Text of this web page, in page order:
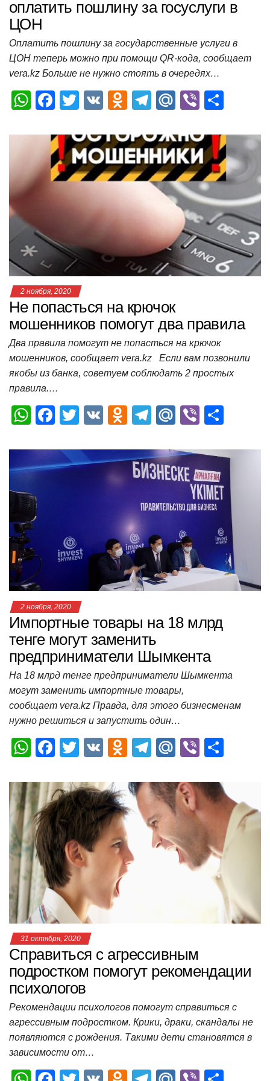
оплатить пошлину за госуслуги в
ЦОН
Оплатить пошлину за государственные услуги в
ЦОН теперь можно при помощи QR-кода, сообщает
vera.kz Больше не нужно стоять в очередях…
W
at
s
A
F
c
e
b
o
o
k
T
tt
er
V
O
n
o
kl
a
ss
ni
ki
T
e
gr
a
m
M
.R
u
Vi
er п
р
а
в
и
т
ь
2 ноября, 2020
Не попасться на крючок
мошенников помогут два правила
Два правила помогут не попасться на крючок
мошенников, сообщает vera.kz Если вам позвонили
якобы из банка, советуем соблюдать 2 простых
правила.…
W
at
s
A
p
p
F
c
e
k
T
tt
er
V
O
n
o
a
ss
ni
ki
T
e
gr
m
M
.R
u
Vi
er п
р
а
в
и
т
ь
2 ноября, 2020
Импортные товары на 18 млрд
тенге могут заменить
предприниматели Шымкента
На 18 млрд тенге предприниматели Шымкента
могут заменить импортные товары,
сообщает vera.kz Правда, для этого бизнесменам
нужно решиться и запустить один…
W
at
s
A
p
p
F
c
e
b
o
o
k
T
tt
er
V
O
n
o
a
ss
T
e
gr
a
m
M
.R
u
Vi
er п
р
а
в
и
т
ь
31 октября, 2020
Справиться с агрессивным
подростком помогут рекомендации
психологов
Рекомендации психологов помогут справиться с
агрессивным подростком. Крики, драки, скандалы не
появляются с рождения. Такими дети становятся в
зависимости от…